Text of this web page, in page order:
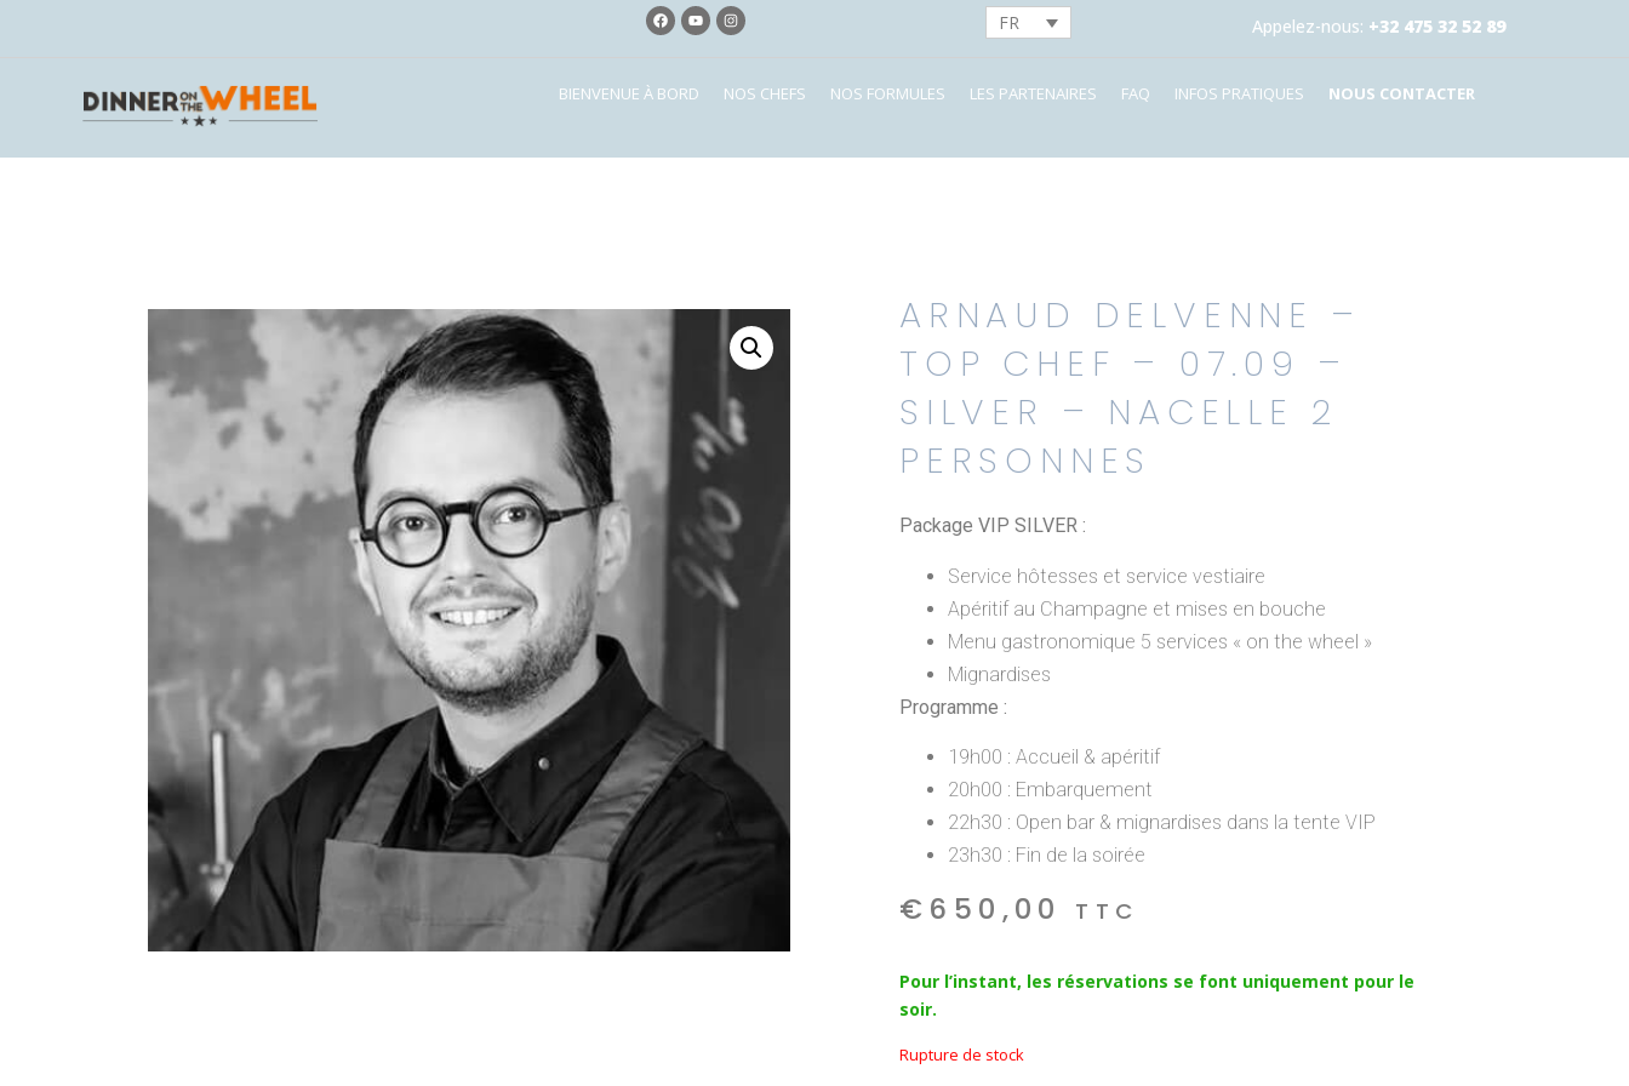
FR Appelez-nous: +32 475 32 52 89
BIENVENUE À BORD NOS CHEFS NOS FORMULES LES PARTENAIRES FAQ INFOS PRATIQUES NOUS CONTACTER
ARNAUD DELVENNE –
TOP CHEF – 07.09 –
SILVER – NACELLE 2
PERSONNES
Package VIP SILVER :
Service hôtesses et service vestiaire
Apéritif au Champagne et mises en bouche
Menu gastronomique 5 services « on the wheel »
Mignardises
Programme :
19h00 : Accueil & apéritif
20h00 : Embarquement
22h30 : Open bar & mignardises dans la tente VIP
23h30 : Fin de la soirée
€ 650,00 TTC
Pour l’instant, les réservations se font uniquement pour le
soir.
Rupture de stock